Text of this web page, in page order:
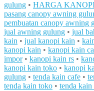
gulung • HARGA
pasang canopy awning
pembuatan canopy awning
jual awning gulung • jual
kain • jual kanopi kain •
kanopi kain • kanopi kain
impor• kanopi kain rs •
kanopi kain toko • kanopi
gulung • tenda kain cafe •
tenda kain toko • tenda